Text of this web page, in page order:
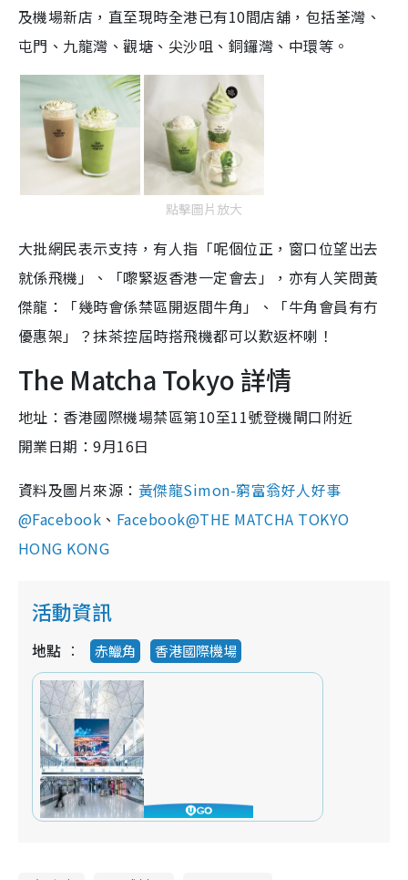
及機場新店，直至現時全港已有10間店舖，包括荃灣、
屯門、九龍灣、觀塘、尖沙咀、銅鑼灣、中環等。
點擊圖片放大
大批網民表示支持，有人指「呢個位正，窗口位望出去
就係飛機」、「嚟緊返香港一定會去」，亦有人笑問黃
傑龍：「幾時會係禁區開返間牛角」、「牛角會員有冇
優惠架」？抹茶控屆時搭飛機都可以歎返杯喇！
The Matcha Tokyo 詳情
地址：香港國際機場禁區第10至11號登機閘口附近
開業日期：9月16日
資料及圖片來源： 黃傑龍Simon-窮富翁好人好事
@Facebook 、 Facebook@THE MATCHA TOKYO
HONG KONG
活動資訊
地點 赤鱲角 香港國際機場